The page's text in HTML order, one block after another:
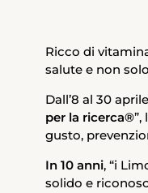
Ricco di
salute e non
Dall’8 al 30
per la ricerca®”,
gusto,
In 10 anni, “i
solido e